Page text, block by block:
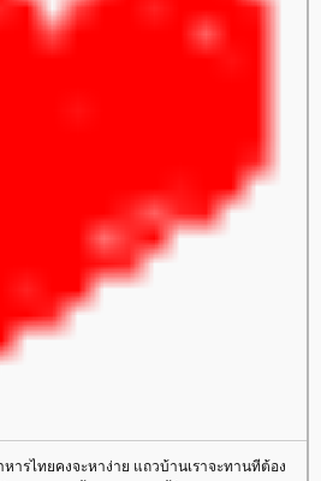
ารไทยคงจะหาง่าย แถวบ้านเราจะทานทีต้อง